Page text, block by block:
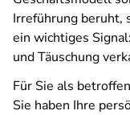
Irreführung beruht,
ein wichtiges
und Täuschung
Für Sie als
Sie haben Ihre